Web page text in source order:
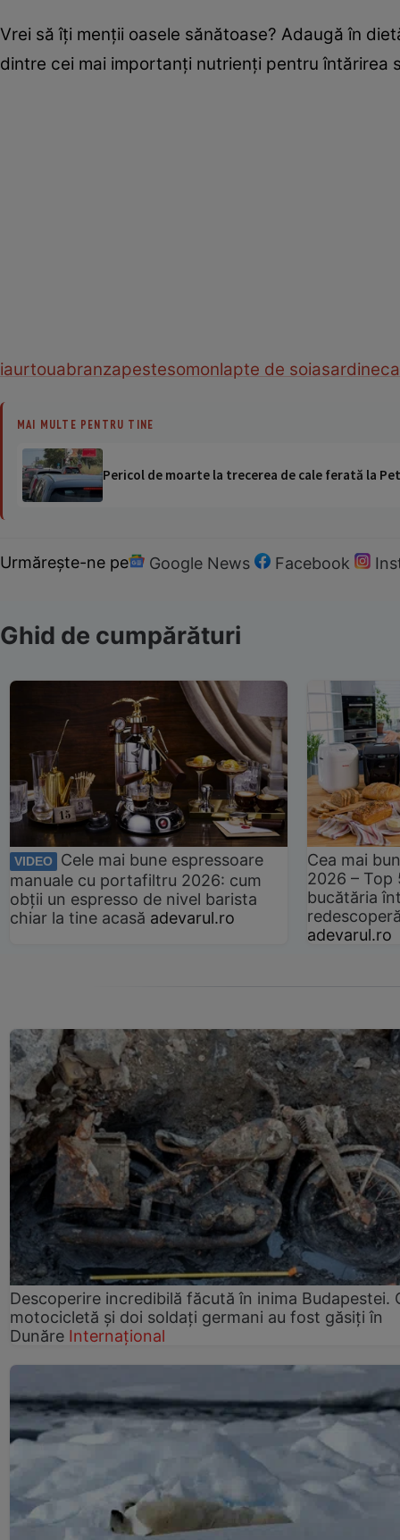
Vrei să îţi menţii oasele sănătoase? Adaugă în
dintre cei mai importanţi nutrienţi pentru întărirea
iaurtouabranzapestesomonlapte de soiasardine
MAI MULTE PENTRU TINE
Pericol de moarte la trecerea de cale ferată la
Urmărește-ne pe Google News Facebook
Ghid de cumpărături
VIDEO
Cele mai bune espressoare
manuale cu portafiltru 2026: cum
obții un espresso de nivel barista
chiar la tine acasă adevarul.ro
Cea mai
2026 –
bucătăria
adevarul.ro
Descoperire incredibilă făcută în inima Budapestei.
motocicletă și doi soldați germani au fost găsiți în
Dunăre Internațional